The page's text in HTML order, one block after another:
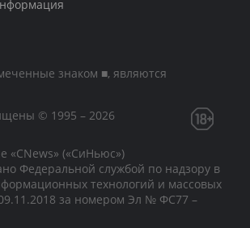
знаком ■, являются
© 1995 – 2026
«CNews» («СиНьюс»)
Федеральной службой по надзору в
технологий и массовых
за номером Эл № ФС77 –